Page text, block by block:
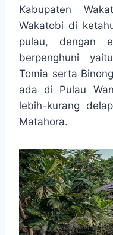
Kabupaten
Wakatobi di
pulau, dengan
berpenghuni
Tomia serta
ada di Pulau
lebih-kurang
Matahora.